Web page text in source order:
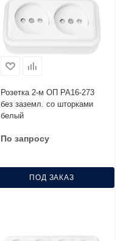
Розетка 2-м ОП РА16-273
без заземл. со шторками
белый
По запросу
ПОД ЗАКАЗ